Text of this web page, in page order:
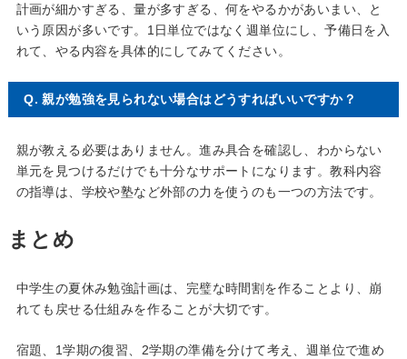
計画が細かすぎる、量が多すぎる、何をやるかがあいまい、と
いう原因が多いです。1日単位ではなく週単位にし、予備日を入
れて、やる内容を具体的にしてみてください。
Q. 親が勉強を見られない場合はどうすればいいですか？
親が教える必要はありません。進み具合を確認し、わからない
単元を見つけるだけでも十分なサポートになります。教科内容
の指導は、学校や塾など外部の力を使うのも一つの方法です。
まとめ
中学生の夏休み勉強計画は、完璧な時間割を作ることより、崩
れても戻せる仕組みを作ることが大切です。
宿題、1学期の復習、2学期の準備を分けて考え、週単位で進め